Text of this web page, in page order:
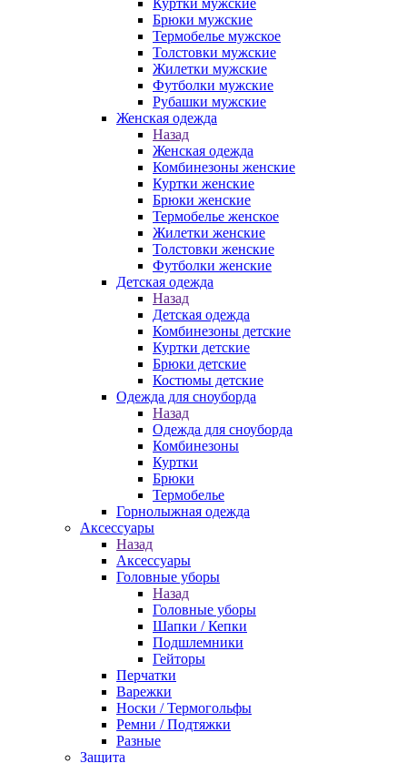
Куртки мужские
Брюки мужские
Термобелье мужское
Толстовки мужские
Жилетки мужские
Футболки мужские
Рубашки мужские
Женская одежда
Назад
Женская одежда
Комбинезоны женские
Куртки женские
Брюки женские
Термобелье женское
Жилетки женские
Толстовки женские
Футболки женские
Детская одежда
Назад
Детская одежда
Комбинезоны детские
Куртки детские
Брюки детские
Костюмы детские
Одежда для сноуборда
Назад
Одежда для сноуборда
Комбинезоны
Куртки
Брюки
Термобелье
Горнолыжная одежда
Аксессуары
Назад
Аксессуары
Головные уборы
Назад
Головные уборы
Шапки / Кепки
Подшлемники
Гейторы
Перчатки
Варежки
Носки / Термогольфы
Ремни / Подтяжки
Разные
Защита